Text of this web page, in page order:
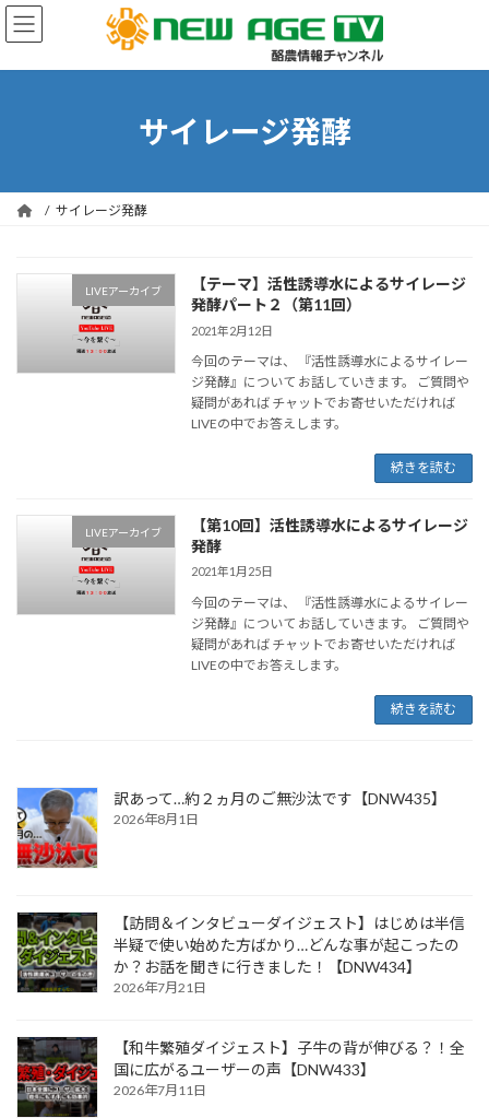
コ
ン
ン
ナ
ビ
ー
サイレージ発酵
サイレージ発酵
LIVEアーカイブ
【テーマ】活性誘導水によるサイレージ
発酵パート２（第11回）
2021年2月12日
今回のテーマは、 『活性誘導水によるサイレー
ジ発酵』について お話していきます。 ご質問や
疑問があれば チャットでお寄せいただければ
LIVEの中でお答えします。
続きを読む
LIVEアーカイブ
【第10回】活性誘導水によるサイレージ
発酵
2021年1月25日
今回のテーマは、 『活性誘導水によるサイレー
ジ発酵』について お話していきます。 ご質問や
疑問があれば チャットでお寄せいただければ
LIVEの中でお答えします。
続きを読む
訳あって…約２ヵ月のご無沙汰です【DNW435】
2026年8月1日
【訪問＆インタビューダイジェスト】はじめは半信
半疑で使い始めた方ばかり…どんな事が起こったの
か？お話を聞きに行きました！【DNW434】
2026年7月21日
【和牛繁殖ダイジェスト】子牛の背が伸びる？！全
国に広がるユーザーの声【DNW433】
2026年7月11日